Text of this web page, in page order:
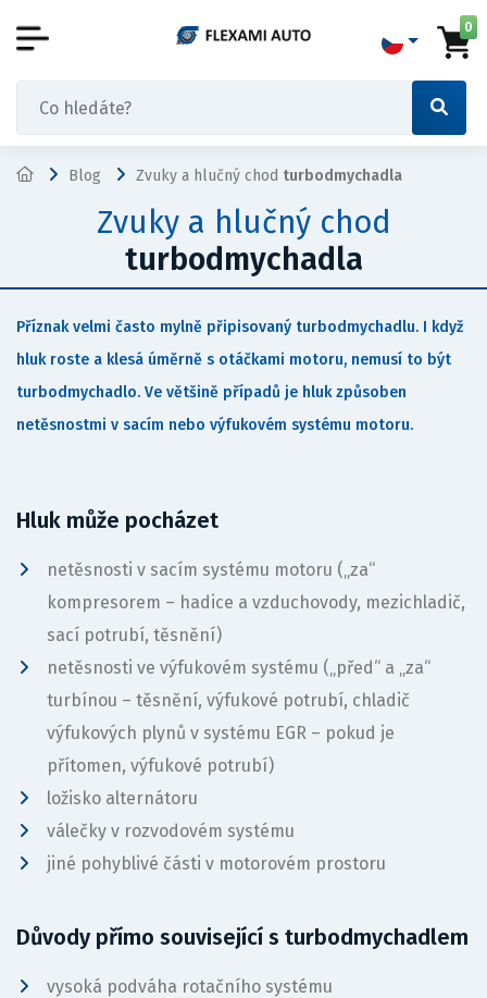
0
Blog Zvuky a hlučný chod turbodmychadla
Zvuky a hlučný chod
turbodmychadla
Příznak velmi často mylně připisovaný turbodmychadlu. I když
hluk roste a klesá úměrně s otáčkami motoru, nemusí to být
turbodmychadlo. Ve většině případů je hluk způsoben
netěsnostmi v sacím nebo výfukovém systému motoru.
Hluk může pocházet
netěsnosti v sacím systému motoru („za“
kompresorem – hadice a vzduchovody, mezichladič,
sací potrubí, těsnění)
netěsnosti ve výfukovém systému („před“ a „za“
turbínou – těsnění, výfukové potrubí, chladič
výfukových plynů v systému EGR – pokud je
přítomen, výfukové potrubí)
ložisko alternátoru
válečky v rozvodovém systému
jiné pohyblivé části v motorovém prostoru
Důvody přímo související s turbodmychadlem
vysoká podváha rotačního systému